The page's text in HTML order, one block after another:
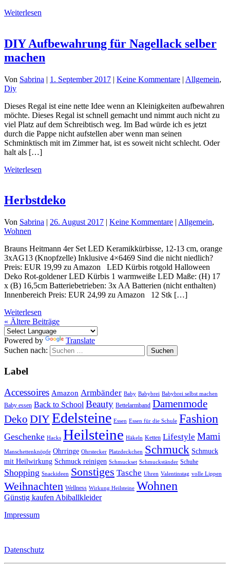
Weiterlesen
DIY Aufbewahrung für Nagellack selber
machen
Von Sabrina | 1. September 2017 | Keine Kommentare | Allgemein,
Diy
Dieses Regal ist eine nette Idee wenn an Kleinigkeiten aufbewahren
möchte. Dieses Regal ist schnell gemacht und nimmt auch nicht zu
viel Platz auf dem Schreibtisch weg. Im Bad würde ich es jetzt
durch die Pappe nicht aufstellen aber wenn man seinen
Schminktisch mit im Zimmer hat, ist es soweit nicht schlecht. Oder
halt als […]
Weiterlesen
Herbstdeko
Von Sabrina | 26. August 2017 | Keine Kommentare | Allgemein,
Wohnen
Brauns Heitmann 4er Set LED Keramikkürbisse, 12-13 cm, orange
3xAG13 (Knopfzelle) Inklusive 4×6469 Sind die nicht niedlich?
Preis: EUR 19,99 zu Amazon LED Kürbis rotgold Halloween
Deko Rot-goldener LED Kürbis 1 warmweiße LED Maße: (H) 17
x (B) 16,5cm Batteriebetrieben: 3x AA Batterien (nicht enthalten)
Innenbereich Preis: EUR 24,99 zu Amazon 12 Stk […]
Weiterlesen
« Ältere Beiträge
Powered by
Translate
Suchen nach:
Label
Accessoires Amazon Armbänder Baby Babybrei Babybrei selbst machen
Baby essen Back to School Beauty Bettelarmband Damenmode
Deko DIYEdelsteine Essen Essen für die Schule Fashion
Geschenke Hacks Heilsteine Häkeln Ketten Lifestyle Mami
Manschettenknöpfe Ohrringe Ohrstecker Platzdeckchen Schmuck Schmuck
mit Heilwirkung Schmuck reinigen Schmuckset Schmuckständer Schuhe
Shopping Snackideen Sonstiges Tasche Uhren Valentinstag volle Lippen
Weihnachten Wellness Wirkung Heilsteine Wohnen
Günstig kaufen Abiballkleider
Impressum
Datenschutz